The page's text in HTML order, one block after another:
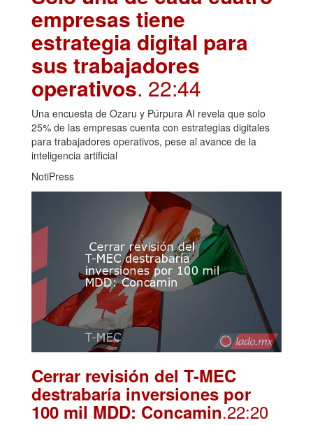
empresas tiene
estrategia digital para
sus trabajadores
operativos. 22:44
Una encuesta de Ozaru y Púrpura AI revela que solo
25% de las empresas cuenta con estrategias digitales
para trabajadores operativos, pese al avance de la
inteligencia artificial
NotiPress
Cerrar revisión del T-MEC
destrabaría inversiones por
100 mil MDD: Concamin.22:20